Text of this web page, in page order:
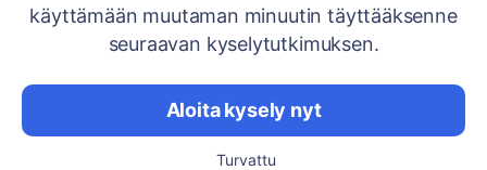
käyttämään muutaman minuutin täyttääksenne
seuraavan kyselytutkimuksen.
Aloita kysely nyt
Turvattu